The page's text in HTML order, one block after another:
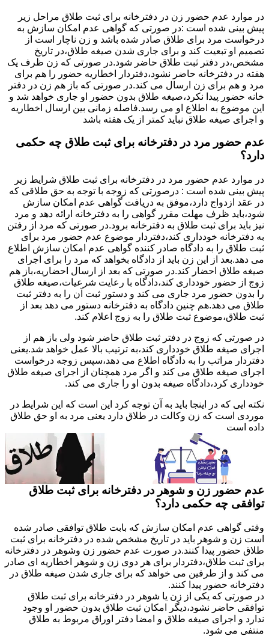
در موارد عدم حضور زن در دفترخانه برای ثبت طلاق مراحل زیر
پیش بینی شده است :در صورتی که گواهی عدم امکان سازش به
درخواست مرد برای طلاق صادر شده باشد و زن ناچار است از
تصمیم او تبعیت کند و برای جاری شدن صیغه طلاق،در تاریخ
مشخص،در دفتر ثبت طلاق حاضر شود.در صورتی که زن ظرف یک
هفته در دفترخانه حاضر نشود،دفتردار اخطاریه حضور را هم برای
مرد و هم برای زن ارسال می کند.در صورتی که باز هم زن در دفتر
خانه حضور پیدا نکرد،صیغه طلاق بدون حضور او جاری خواهد شد و
این موضوع به اطلاع او می رسد.فاصله زمانی بین ارسال اخطاریه
و اجرای صیغه طلاق نباید کمتر از یک هفته باشد
عدم حضور مرد در دفترخانه برای ثبت طلاق چه حکمی
دارد؟
در موارد عدم حضور مرد در دفترخانه برای ثبت طلاق شرایط زیر
پیش بینی شده است : درصورتی که زوجه با توجه به حق طلاقی که
در عقد ازدواج دارد،موفق به دریافت گواهی عدم امکان سازش
شود،باید ظرف مهلت مقرر گواهی را به دفترخانه ارائه دهد و مرد
نیز باید برای ثبت طلاق به دفترخانه برود.در صورتی که مرد از رفتن
به دفترخانه خودداری کند،دفتردار موضوع عدم حضور مرد برای
ثبت طلاق را به دادگاه صادر کننده گواهی عدم امکان سازش اطلاع
می دهد.بعد از این زن باید از دادگاه بخواهد که مرد را برای اجرای
صیغه طلاق احضار کند.در صورتی که بعد از ارسال احضاریه،باز هم
زوج از حضور خودداری کند،دادگاه با رعایت شرعیات،صیغه طلاق
را بدون حضور مرد جاری می کند و دستور ثبت آن را به دفتر ثبت
طلاق می دهد.هم چنین دادگاه به دفترخانه دستور می دهد بعد از
ثبت طلاق،موضوع ثبت طلاق را به زوج اعلام کند.
در صورتی که زوج در دفتر ثبت طلاق حاضر شود ولی باز هم از
اجرای صیغه طلاق خودداری کند،به ترتیب بالا عمل خواهد شد.یعنی
دفتردار مراتب را به دادگاه اطلاع می دهد،سپس زوجه درخواست
اجرای صیغه طلاق می کند و اگر مرد همچنان از اجرای صیغه طلاق
خودداری کرد،دادگاه صیغه بدون او را جاری می کند.
نکته ایی که در اینجا باید به آن توجه کرد این است که این شرایط در
موردی است که زن وکالت در طلاق دارد یعنی مرد به او حق طلاق
داده است
عدم حضور زن و شوهر در دفترخانه برای ثبت طلاق
توافقی چه حکمی دارد؟
وقتی گواهی عدم امکان سازش که بابت طلاق توافقی صادر شده
است زن و شوهر باید در تاریخ مشخص شده در دفترخانه برای ثبت
طلاق حضور پیدا کنند.در صورت عدم حضور زن وشوهر در دفترخانه
برای ثبت طلاق،دفتردار برای هر دوی زن و شوهر اخطاریه ای صادر
می کند و از طرفین می خواهد که برای جاری شدن صیغه طلاق در
دفترخانه حضور پیدا کنند.
در صورتی که یکی از زن یا شوهر در دفترخانه برای ثبت طلاق
توافقی حاضر نشود،دیگر امکان ثبت طلاق بدون حضور او وجود
ندارد و اجرای صیغه طلاق و امضا دفتر اوراق مربوط به طلاق
منتفی می شود.